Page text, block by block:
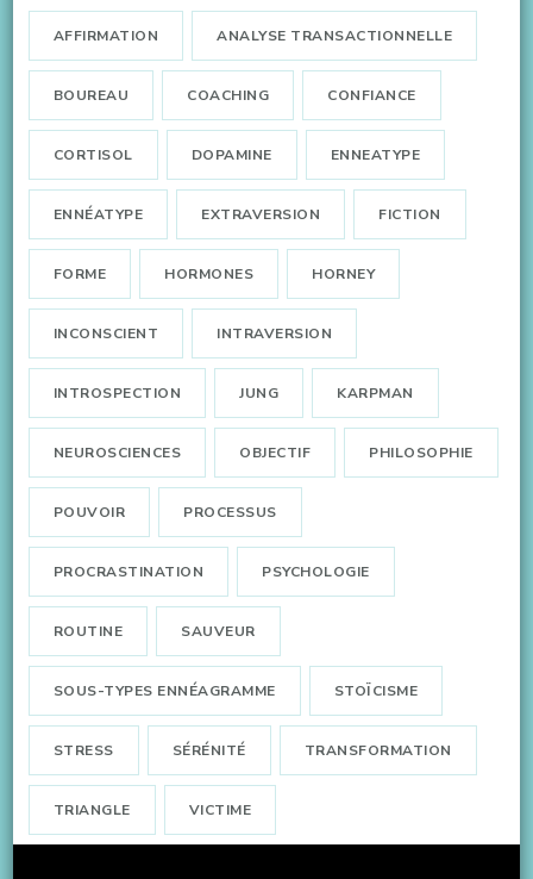
AFFIRMATION ANALYSE TRANSACTIONNELLE
BOUREAU COACHING CONFIANCE
CORTISOL DOPAMINE ENNEATYPE
ENNÉATYPE EXTRAVERSION FICTION
FORME HORMONES HORNEY
INCONSCIENT INTRAVERSION
INTROSPECTION JUNG KARPMAN
NEUROSCIENCES OBJECTIF PHILOSOPHIE
POUVOIR PROCESSUS
PROCRASTINATION PSYCHOLOGIE
ROUTINE SAUVEUR
SOUS-TYPES ENNÉAGRAMME STOÏCISME
STRESS SÉRÉNITÉ TRANSFORMATION
TRIANGLE VICTIME